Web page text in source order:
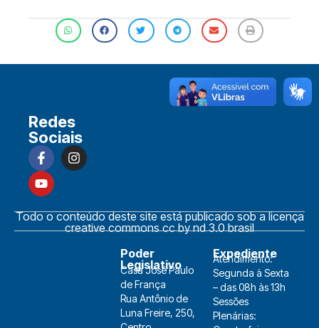
Redes
Sociais
Todo o conteúdo deste site está publicado sob a licença
creative commons cc by nd 3.0 brasil
Poder
Legislativo
Casa José Paulo
de França
Rua Antônio de
Luna Freire, 250,
Expediente
Atendimento:
Segunda à Sexta
– das 08h às 13h
Sessões
Plenárias: